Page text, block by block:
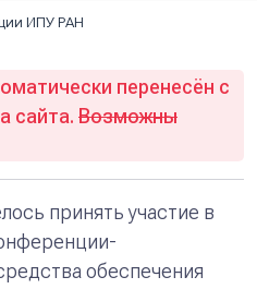
ИПУ РАН
перенесён с
сайта. Возможны
принять участие в
обеспечения